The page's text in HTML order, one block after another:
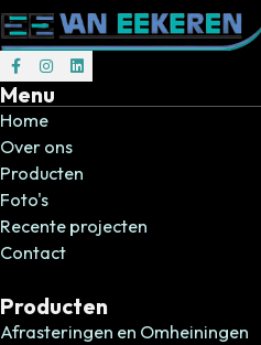
Volg ons op Facebook
Volg ons op Instagram
Volg ons op Instagram
Menu
Home
Over ons
Producten
Foto's
Recente projecten
Contact
Producten
Afrasteringen en Omheiningen